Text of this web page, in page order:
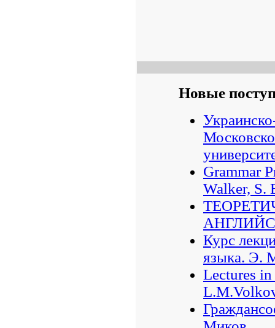
Новые
Grammar
Walker, S.
Курс
языка. Э.
Lectures